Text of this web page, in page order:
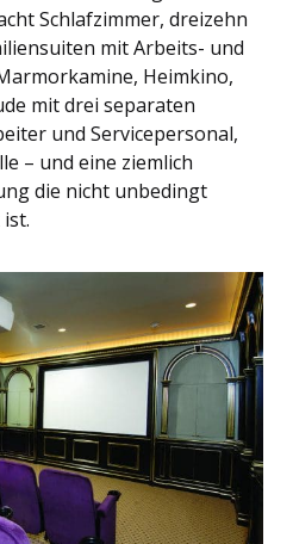
Schlafzimmer, dreizehn
mit Arbeits- und
Heimkino,
mit drei separaten
und Servicepersonal,
– und eine ziemlich
die nicht unbedingt